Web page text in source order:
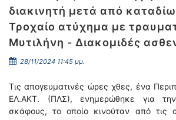
διακινητή μετά από
Τροχαίο ατύχημα με
Μυτιλήνη - Διακομιδές
28/11/2024 11:45 μμ.
Τις απογευματινές ώρες χθες, ένα
ΕΛ.ΑΚΤ. (ΠΛΣ), ενημερώθηκε για
σκάφους, το οποίο κινούταν από τις